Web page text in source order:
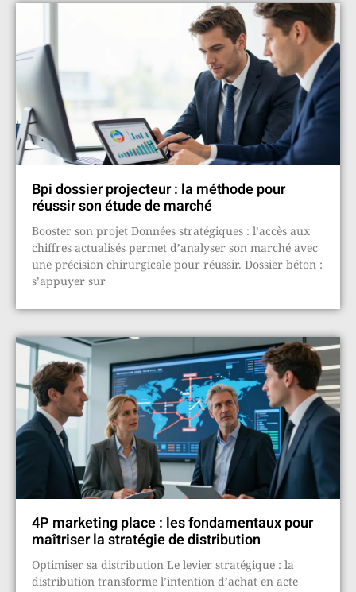
Bpi dossier projecteur : la méthode pour
réussir son étude de marché
Booster son projet Données stratégiques : l’accès aux
chiffres actualisés permet d’analyser son marché avec
une précision chirurgicale pour réussir. Dossier béton :
s’appuyer sur
4P marketing place : les fondamentaux pour
maîtriser la stratégie de distribution
Optimiser sa distribution Le levier stratégique : la
distribution transforme l’intention d’achat en acte